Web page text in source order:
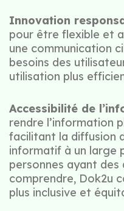
Innovation
pour être flexible et
une communication
besoins des
utilisation plus
Accessibilité de
rendre l’information
facilitant la diffusion
informatif à un large
personnes ayant
comprendre, Dok2u
plus inclusive et